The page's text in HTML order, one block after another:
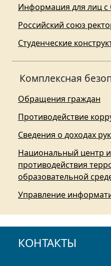
Информация для лиц
Российский союз
Студенческие
Комплексная
Обращения граждан
Противодействие
Сведения о доходах
Национальный центр
противодействия
образовательной
Управление
КОНТАКТЫ